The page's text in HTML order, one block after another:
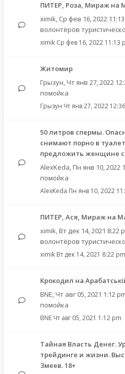
ПИТЕР, Роза, Мираж на
ximik, Ср фев 16, 2022
волонтёров
ximik Ср фев 16, 2022 11:13
Житомир
Грызун, Чт янв 27, 2022
помойка
Грызун Чт янв 27, 2022
50 литров спермы.
снимают порно в
предложить женщине
AlexKeda, Пн янв 10, 2022
помойка
AlexKeda Пн янв 10, 2022
ПИТЕР, Ася, Мираж на
ximik, Вт дек 14, 2021 8:22
волонтёров
ximik Вт дек 14, 2021 8:22 pm
Крокодил на
BNE, Чт авг 05, 2021 1:12
помойка
BNE Чт авг 05, 2021 1:12 pm
Тайная Власть Денег.
трейдинге и жизни.
Змеев. 18+